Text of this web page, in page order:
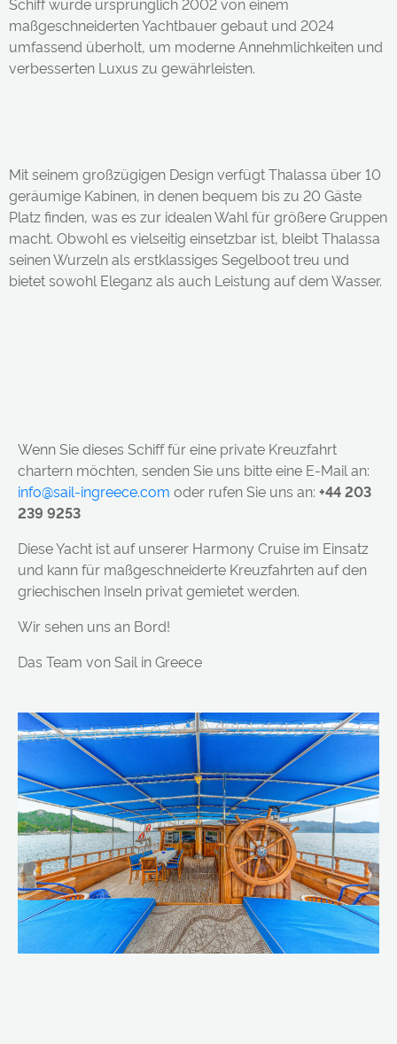
maßgeschneiderten Yachtbauer gebaut und 2024
umfassend überholt, um moderne Annehmlichkeiten und
verbesserten Luxus zu gewährleisten.
Mit seinem großzügigen Design verfügt Thalassa über 10
geräumige Kabinen, in denen bequem bis zu 20 Gäste
Platz finden, was es zur idealen Wahl für größere Gruppen
macht. Obwohl es vielseitig einsetzbar ist, bleibt Thalassa
seinen Wurzeln als erstklassiges Segelboot treu und
bietet sowohl Eleganz als auch Leistung auf dem Wasser.
Wenn Sie dieses Schiff für eine private Kreuzfahrt
chartern möchten, senden Sie uns bitte eine E-Mail an:
info@sail-ingreece.com oder rufen Sie uns an: +44 203
239 9253
Diese Yacht ist auf unserer Harmony Cruise im Einsatz
und kann für maßgeschneiderte Kreuzfahrten auf den
griechischen Inseln privat gemietet werden.
Wir sehen uns an Bord!
Das Team von Sail in Greece